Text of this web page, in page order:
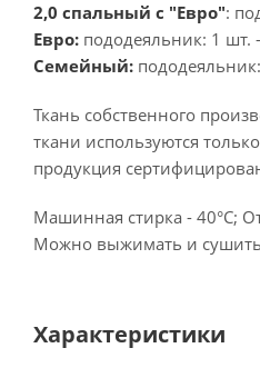
2,0 спальный с "Евро":
Евро: пододеяльник: 1 шт.
Семейный:
Ткань собственного
ткани используются
продукция
Машинная стирка - 40°C;
Можно выжимать и
Характеристики